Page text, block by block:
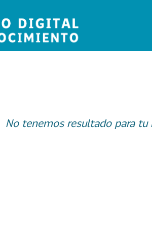
No tenemos resultado para tu